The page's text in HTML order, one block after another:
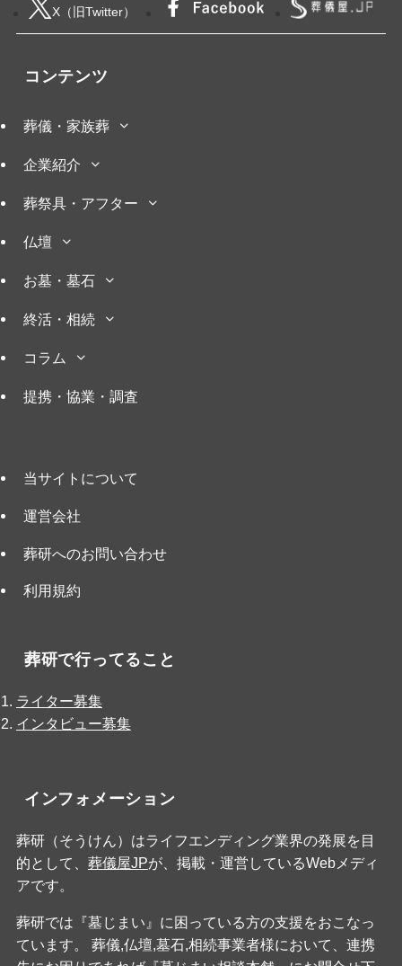
X（旧Twitter）
コンテンツ
葬儀・家族葬
企業紹介
葬祭具・アフター
仏壇
お墓・墓石
終活・相続
コラム
提携・協業・調査
当サイトについて
運営会社
葬研へのお問い合わせ
利用規約
葬研で行ってること
ライター募集
インタビュー募集
インフォメーション
葬研（そうけん）はライフエンディング業界の発展を目
的として、 葬儀屋JPが、掲載・運営しているWebメディ
アです。
葬研では『墓じまい』に困っている方の支援をおこなっ
ています。 葬儀,仏壇,墓石,相続事業者様において、連携